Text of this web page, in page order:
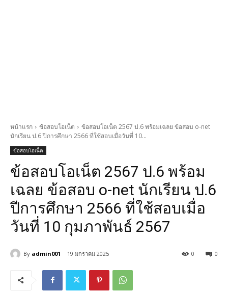
หน้าแรก ข้อสอบโอเน็ต
ข้อสอบโอเน็ต 2567 ป.6 พร้อมเฉลย ข้อสอบ o-net
นักเรียน ป.6 ปีการศึกษา 2566 ที่ใช้สอบเมื่อวันที่ 10...
ข้อสอบโอเน็ต
ข้อสอบโอเน็ต 2567 ป.6 พร้อม
เฉลย ข้อสอบ o-net นักเรียน ป.6
ปีการศึกษา 2566 ที่ใช้สอบเมื่อ
วันที่ 10 กุมภาพันธ์ 2567
By admin001 19 มกราคม 2025 0
0